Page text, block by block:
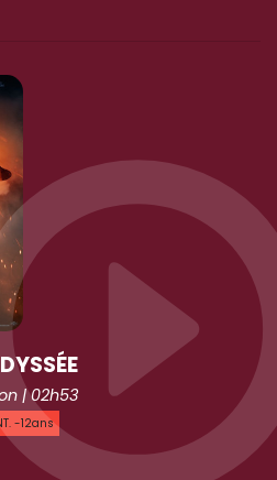
| 02h53
-12ans